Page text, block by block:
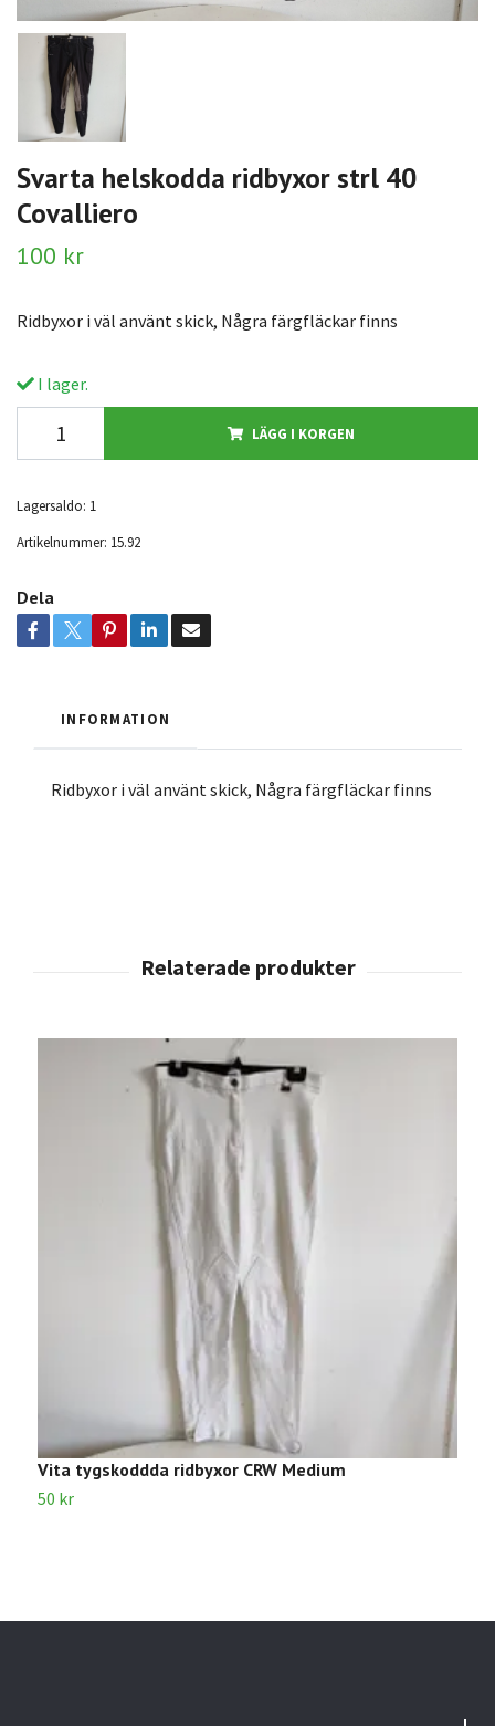
Svarta helskodda ridbyxor strl 40
Covalliero
100 kr
Ridbyxor i väl använt skick, Några färgfläckar finns
I lager.
LÄGG I KORGEN
Lagersaldo: 1
Artikelnummer: 15.92
Dela
INFORMATION
Ridbyxor i väl använt skick, Några färgfläckar finns
Vita tygskoddda ridbyxor CRW Medium
50 kr